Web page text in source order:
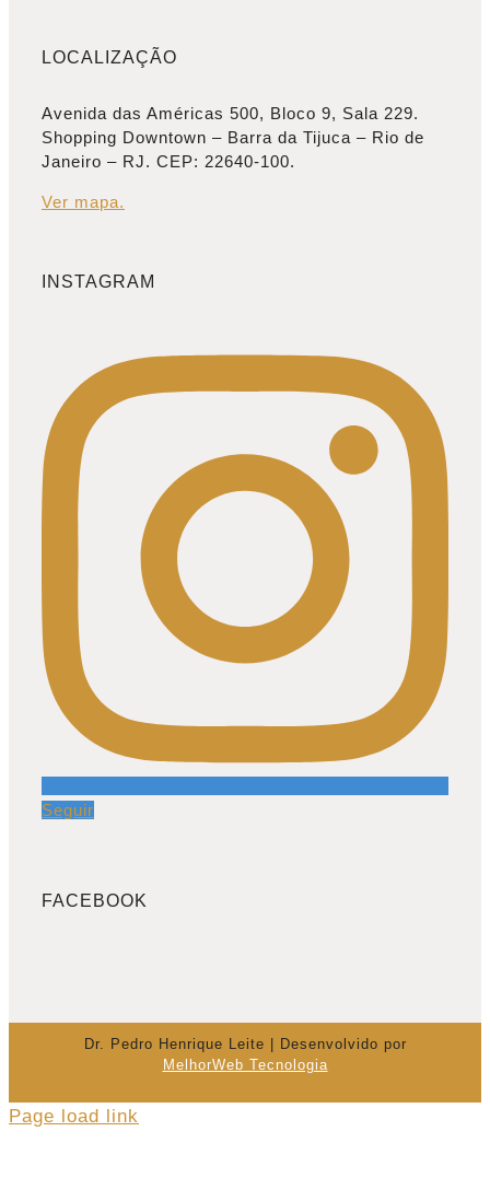
LOCALIZAÇÃO
Avenida das Américas 500, Bloco 9, Sala 229.
Shopping Downtown – Barra da Tijuca – Rio de
Janeiro – RJ. CEP: 22640-100.
Ver mapa.
INSTAGRAM
Seguir
FACEBOOK
Dr. Pedro Henrique Leite | Desenvolvido por
MelhorWeb Tecnologia
Page load link